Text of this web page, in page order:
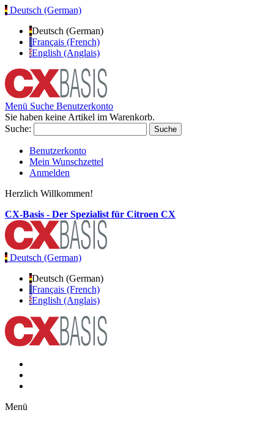
Deutsch (German)
Deutsch (German)
Français (French)
English (Anglais)
Menü Suche Benutzerkonto
Sie haben keine Artikel im Warenkorb.
Suche:
Suche
Benutzerkonto
Mein Wunschzettel
Anmelden
Herzlich Willkommen!
CX-Basis - Der Spezialist für Citroen CX
Deutsch (German)
Deutsch (German)
Français (French)
English (Anglais)
Menü